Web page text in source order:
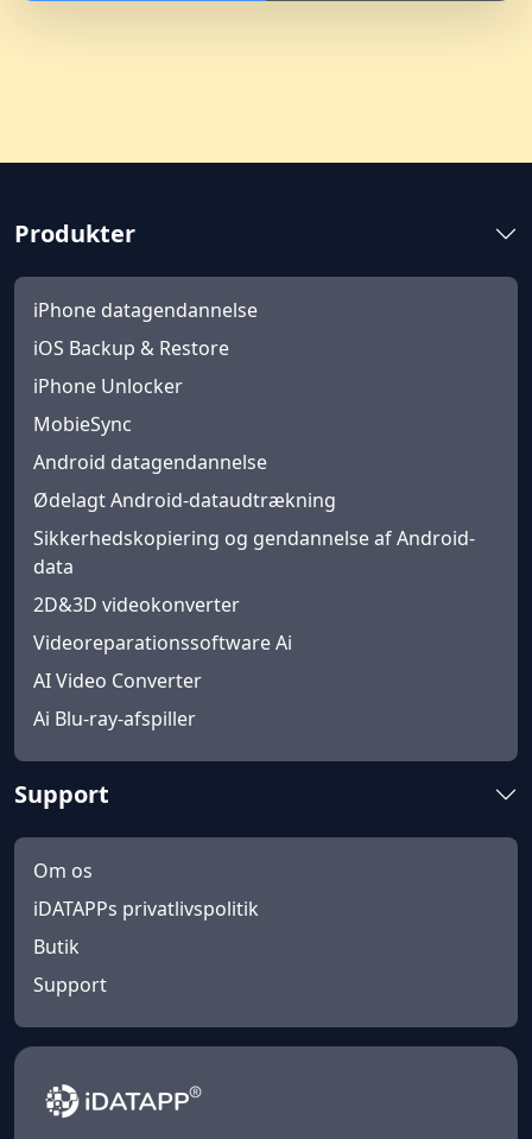
Produkter
iPhone datagendannelse
iOS Backup & Restore
iPhone Unlocker
MobieSync
Android datagendannelse
Ødelagt Android-dataudtrækning
Sikkerhedskopiering og gendannelse af Android-
data
2D&3D videokonverter
Videoreparationssoftware Ai
AI Video Converter
Ai Blu-ray-afspiller
Support
Om os
iDATAPPs privatlivspolitik
Butik
Support